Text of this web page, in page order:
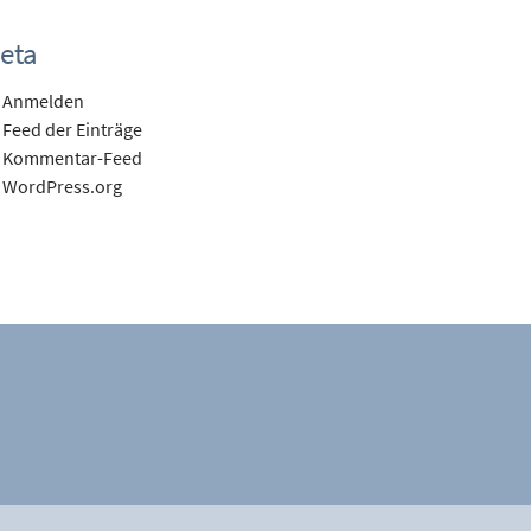
Anmelden
Feed der Einträge
Kommentar-Feed
WordPress.org